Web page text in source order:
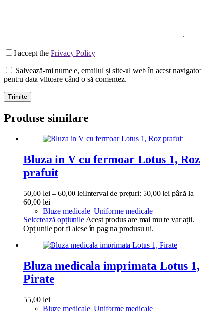
I accept the Privacy Policy
Salvează-mi numele, emailul și site-ul web în acest navigator
pentru data viitoare când o să comentez.
Trimite
Produse similare
Bluza in V cu fermoar Lotus 1, Roz
prafuit
50,00 lei – 60,00 leiInterval de prețuri: 50,00 lei până la
60,00 lei
Bluze medicale, Uniforme medicale
Selectează opțiunile Acest produs are mai multe variații.
Opțiunile pot fi alese în pagina produsului.
Bluza medicala imprimata Lotus 1,
Pirate
55,00 lei
Bluze medicale, Uniforme medicale